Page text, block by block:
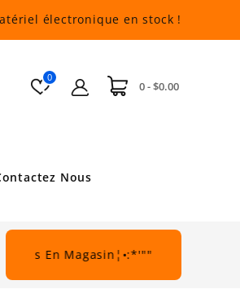
électronique en stock !
0 - $0.00
0
Nous
En Magasin¦•:*'""*:•.